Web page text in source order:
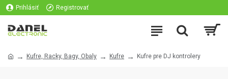
Prihlásiť Registrovať
Kufre, Racky, Bagy, Obaly Kufre Kufre pre DJ kontrolery